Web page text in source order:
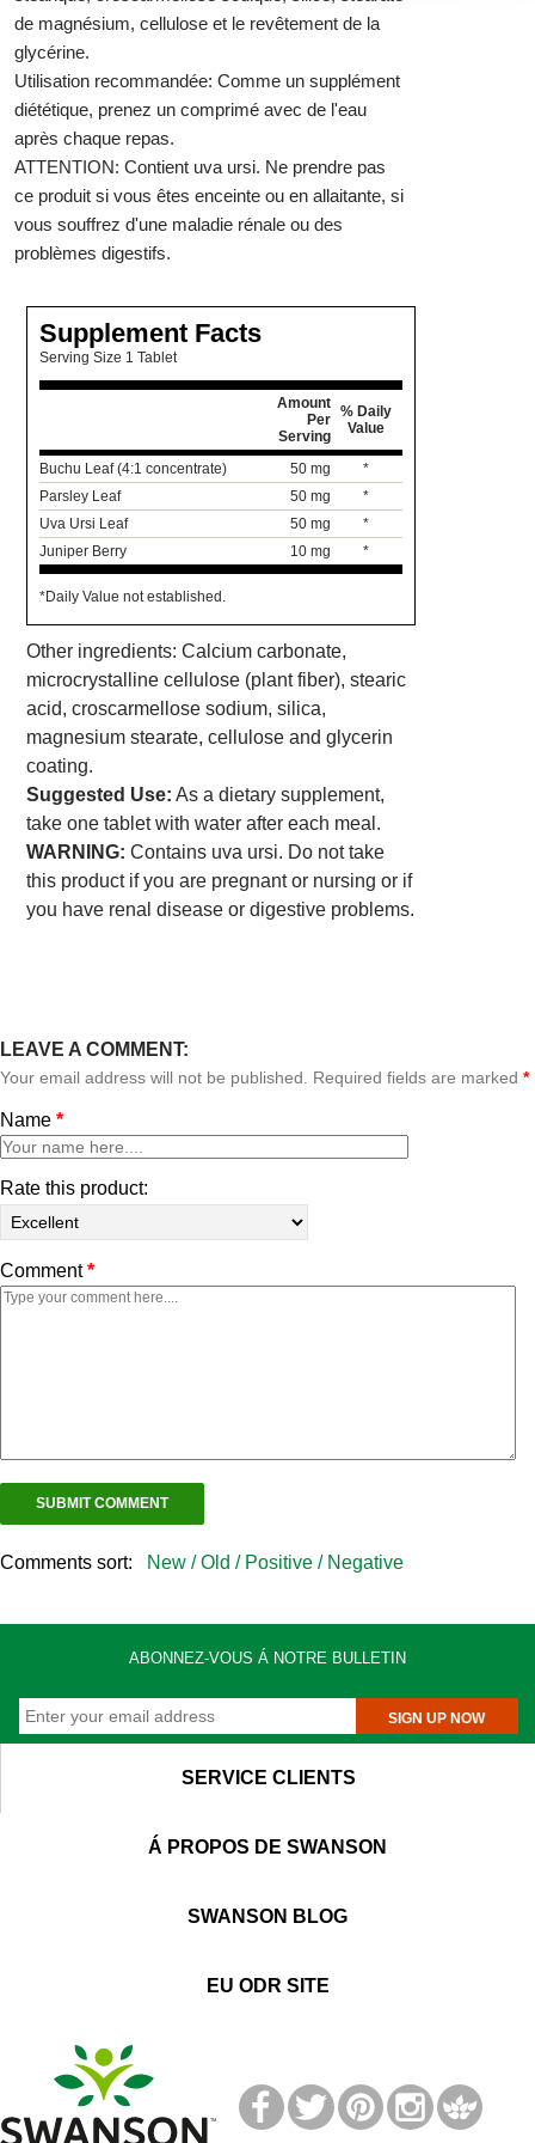
de magnésium, cellulose et le revêtement de la
glycérine.
Utilisation recommandée: Comme un supplément
diététique, prenez un comprimé avec de l'eau
après chaque repas.
ATTENTION: Contient uva ursi. Ne prendre pas
ce produit si vous êtes enceinte ou en allaitante, si
vous souffrez d'une maladie rénale ou des
problèmes digestifs.
Supplement Facts
Serving Size 1 Tablet
Amount
Per
Serving
% Daily
Value
Buchu Leaf (4:1 concentrate) 50 mg
*
Parsley Leaf
50 mg
*
Uva Ursi Leaf
50 mg
*
Juniper Berry
10 mg *
*Daily Value not established.
Other ingredients: Calcium carbonate,
microcrystalline cellulose (plant fiber), stearic
acid, croscarmellose sodium, silica,
magnesium stearate, cellulose and glycerin
coating.
Suggested Use: As a dietary supplement,
take one tablet with water after each meal.
WARNING: Contains uva ursi. Do not take
this product if you are pregnant or nursing or if
you have renal disease or digestive problems.
LEAVE A COMMENT:
Your email address will not be published. Required fields are marked *
Name *
Rate this product:
Comment*
Comments sort: New /Old / Positive / Negative
ABONNEZ-VOUS Á NOTRE BULLETIN
SIGN UP NOW
SERVICE CLIENTS
Á PROPOS DE SWANSON
SWANSON BLOG
EU ODR SITE
TM